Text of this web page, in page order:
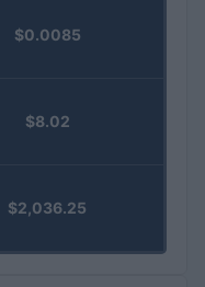
$0.0085
$8.02
$2,036.25